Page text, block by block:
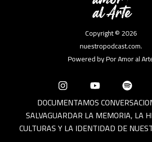
Copyright © 2026
nuestropodcast.com.
Powered by Por Amor al
DOCUMENTAMOS
SALVAGUARDAR LA MEMORIA, LA
CULTURAS Y LA IDENTIDAD DE